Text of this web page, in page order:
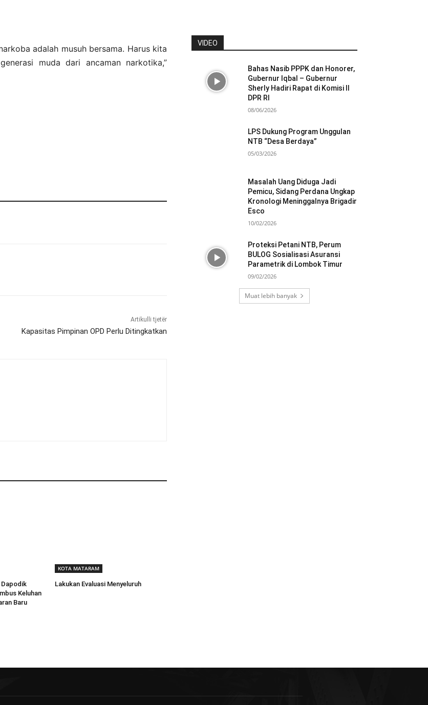
adalah musuh bersama. Harus kita
muda dari ancaman narkotika,”
Artikulli tjetër
Kapasitas Pimpinan OPD Perlu Ditingkatkan
Keluhan
Baru
KOTA MATARAM
Lakukan Evaluasi Menyeluruh
VIDEO
Bahas Nasib PPPK dan Honorer,
Gubernur Iqbal – Gubernur
Sherly Hadiri Rapat di Komisi II
DPR RI
08/06/2026
LPS Dukung Program Unggulan
NTB “Desa Berdaya”
05/03/2026
Masalah Uang Diduga Jadi
Pemicu, Sidang Perdana Ungkap
Kronologi Meninggalnya Brigadir
Esco
10/02/2026
Proteksi Petani NTB, Perum
BULOG Sosialisasi Asuransi
Parametrik di Lombok Timur
09/02/2026
Muat lebih banyak